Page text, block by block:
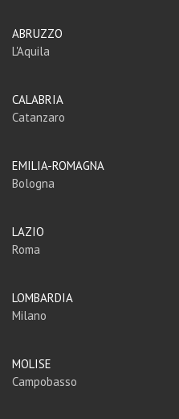
ABRUZZO
L'Aquila
CALABRIA
Catanzaro
EMILIA-ROMAGNA
Bologna
LAZIO
Roma
LOMBARDIA
Milano
MOLISE
Campobasso